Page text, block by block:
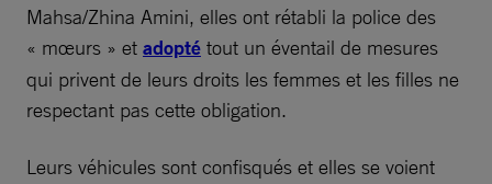
Mahsa/Zhina Amini, elles ont rétabli la police des
« mœurs » et adopté tout un éventail de mesures
qui privent de leurs droits les femmes et les filles ne
respectant pas cette obligation.
Leurs véhicules sont confisqués et elles se voient